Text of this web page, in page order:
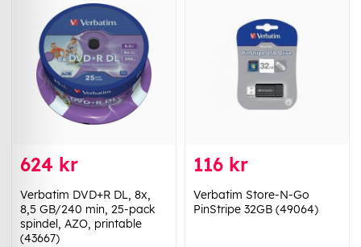
624 kr
Verbatim DVD+R DL, 8x,
8,5 GB/240 min, 25-pack
spindel, AZO, printable
(43667)
116 kr
Verbatim Store-N-Go
PinStripe 32GB (49064)